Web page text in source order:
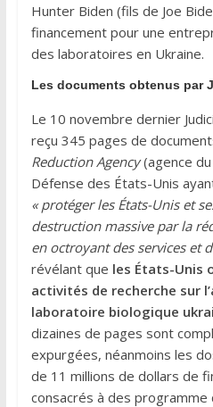
Hunter Biden (fils de Joe
financement pour une
des laboratoires en Ukraine.
Les documents obtenus par
Le 10 novembre dernier
reçu 345 pages de
Reduction Agency(agence
Défense des États-Unis
« protéger les États-Unis et
destruction massive par la
en octroyant des services et
révélant que les États-Unis
activités de recherche sur
laboratoire biologique
dizaines de pages sont
expurgées, néanmoins les
de 11 millions de dollars de
consacrés à des programme